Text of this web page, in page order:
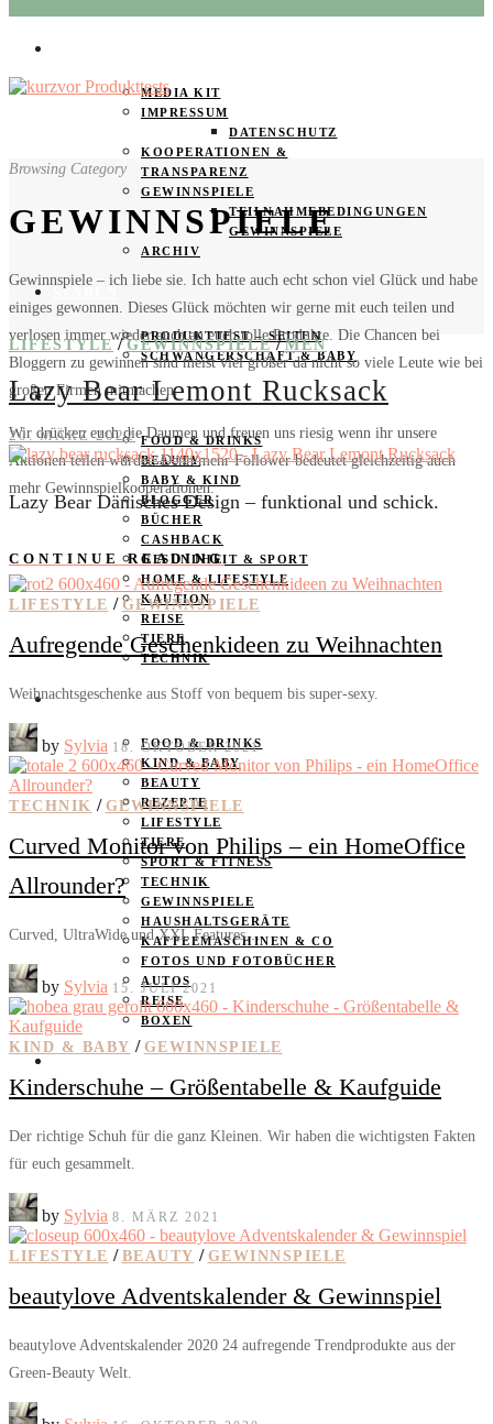
MEDIA KIT
IMPRESSUM
DATENSCHUTZ
KOOPERATIONEN &
TRANSPARENZ
GEWINNSPIELE
TEILNAHMEBEDINGUNGEN
GEWINNSPIELE
ARCHIV
SPAREN
PRODUKTTEST – SEITEN
SCHWANGERSCHAFT & BABY
PRODUKTTESTER GESUCHT
FOOD & DRINKS
BEAUTY
BABY & KIND
BLOGGER
BÜCHER
CASHBACK
GESUNDHEIT & SPORT
HOME & LIFESTYLE
KAUTION
REISE
TIERE
TECHNIK
KATEGORIEN
FOOD & DRINKS
KIND & BABY
BEAUTY
REZEPTE
LIFESTYLE
TIERE
SPORT & FITNESS
TECHNIK
GEWINNSPIELE
HAUSHALTSGERÄTE
KAFFEEMASCHINEN & CO
FOTOS UND FOTOBÜCHER
AUTOS
REISE
BOXEN
Browsing Category
GEWINNSPIELE
Gewinnspiele – ich liebe sie. Ich hatte auch echt schon viel Glück und habe
einiges gewonnen. Dieses Glück möchten wir gerne mit euch teilen und
verlosen immer wieder auch an euch tolle Produkte. Die Chancen bei
Bloggern zu gewinnen sind meist viel größer da nicht so viele Leute wie bei
großen Firmen mitmachen.
Wir drücken euch die Daumen und freuen uns riesig wenn ihr unsere
Aktionen teilen würdet. Denn mehr Follower bedeutet gleichzeitig auch
mehr Gewinnspielkooperationen.
LIFESTYLE / GEWINNSPIELE / MEN
Lazy Bear Lemont Rucksack
20. MÄRZ 2022
Lazy Bear Dänisches Design – funktional und schick.
CONTINUE READING
LIFESTYLE / GEWINNSPIELE
Aufregende Geschenkideen zu Weihnachten
Weihnachtsgeschenke aus Stoff von bequem bis super-sexy.
by Sylvia 18. OKTOBER 2021
TECHNIK / GEWINNSPIELE
Curved Monitor von Philips – ein HomeOffice
Allrounder?
Curved, UltraWide und XXL Features…
by Sylvia 15. JULI 2021
KIND & BABY / GEWINNSPIELE
Kinderschuhe – Größentabelle & Kaufguide
Der richtige Schuh für die ganz Kleinen. Wir haben die wichtigsten Fakten
für euch gesammelt.
by Sylvia 8. MÄRZ 2021
LIFESTYLE / BEAUTY / GEWINNSPIELE
beautylove Adventskalender & Gewinnspiel
beautylove Adventskalender 2020 24 aufregende Trendprodukte aus der
Green-Beauty Welt.